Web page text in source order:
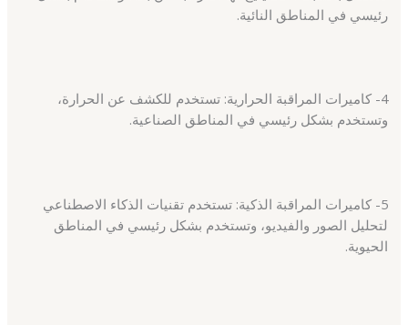
رئيسي في المناطق النائية.
4- كاميرات المراقبة الحرارية: تستخدم للكشف عن الحرارة،
وتستخدم بشكل رئيسي في المناطق الصناعية.
5- كاميرات المراقبة الذكية: تستخدم تقنيات الذكاء الاصطناعي
لتحليل الصور والفيديو، وتستخدم بشكل رئيسي في المناطق
الحيوية.